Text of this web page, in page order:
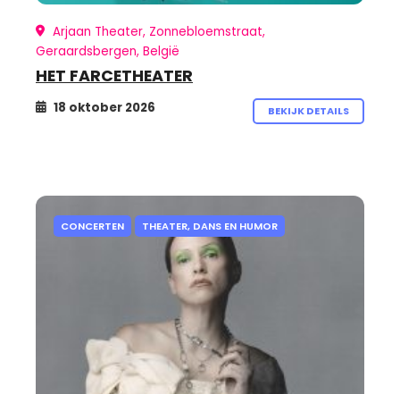
Arjaan Theater, Zonnebloemstraat,
Geraardsbergen, België
HET FARCETHEATER
18 oktober 2026 BEKIJK DETAILS
CONCERTEN THEATER, DANS EN HUMOR